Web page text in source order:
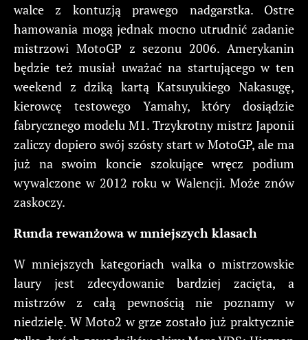
walce z kontuzją prawego nadgarstka. Ostre
hamowania mogą jednak mocno utrudnić zadanie
mistrzowi MotoGP z sezonu 2006. Amerykanin
będzie też musiał uważać na startującego w ten
weekend z dziką kartą Katsuyukiego Nakasugę,
kierowcę testowego Yamahy, który dosiądzie
fabrycznego modelu M1. Trzykrotny mistrz Japonii
zaliczy dopiero swój szósty start w MotoGP, ale ma
już na swoim koncie szokujące wręcz podium
wywalczone w 2012 roku w Walencji. Może znów
zaskoczy.
Runda rewanżowa w mniejszych klasach
W mniejszych kategoriach walka o mistrzowskie
laury jest zdecydowanie bardziej zacięta, a
mistrzów z całą pewnością nie poznamy w
niedzielę. W Moto2 w grze zostało już praktycznie